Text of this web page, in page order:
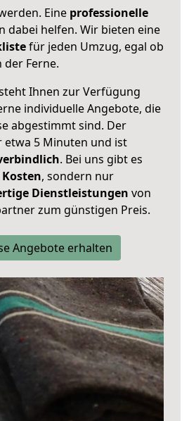
Eine professionelle
dabei helfen. Wir bieten eine
für jeden Umzug, egal ob
der Ferne.
Ihnen zur Verfügung
individuelle Angebote, die
abgestimmt sind. Der
etwa 5 Minuten und ist
. Bei uns gibt es
, sondern nur
Dienstleistungen von
zum günstigen Preis.
Angebote erhalten